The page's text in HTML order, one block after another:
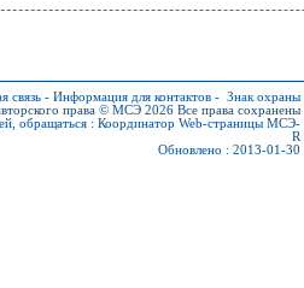
связь - Информация для контактов - Знак охраны
права © МСЭ 2026 Все права сохранены
обращаться : Координатор Web-страницы МСЭ-
R
Обновлено : 2013-01-30